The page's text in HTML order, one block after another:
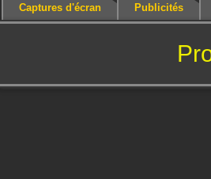
Captures d'écran Publicités